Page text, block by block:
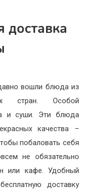
доставка
вошли блюда из
стран. Особой
и суши. Эти блюда
качества –
побаловать себя
не обязательно
или кафе. Удобный
доставку